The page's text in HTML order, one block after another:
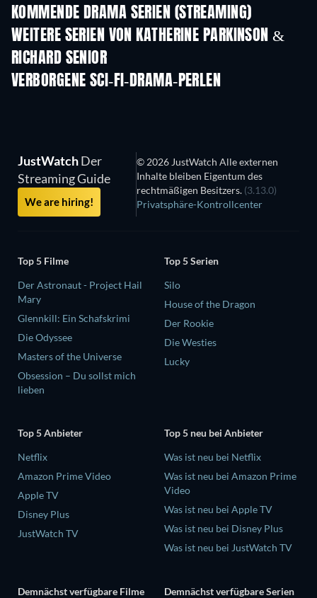
KOMMENDE DRAMA SERIEN (STREAMING)
Staffel 4 Staffel 6
WEITERE SERIEN VON KATHERINE PARKINSON &
RICHARD SENIOR
Serie
VERBORGENE SCI-FI-DRAMA-PERLEN
Serie
JustWatchDer
Streaming Guide
We are hiring!
© 2026 JustWatch Alle externen
Inhalte bleiben Eigentum des
rechtmäßigen Besitzers. (3.13.0)
Privatsphäre-Kontrollcenter
Top 5 Filme
Der Astronaut - Project Hail
Mary
Glennkill: Ein Schafskrimi
Die Odyssee
Masters of the Universe
Obsession – Du sollst mich
lieben
Top 5 Serien
Silo
House of the Dragon
Der Rookie
Die Westies
Lucky
Top 5 Anbieter
Netflix
Amazon Prime Video
Apple TV
Disney Plus
JustWatch TV
Top 5 neu bei Anbieter
Was ist neu bei Netflix
Was ist neu bei Amazon Prime
Video
Was ist neu bei Apple TV
Was ist neu bei Disney Plus
Was ist neu bei JustWatch TV
Demnächst verfügbare Filme Demnächst verfügbare Serien